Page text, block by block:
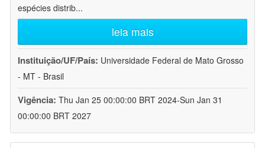
espécies distrib...
leia mais
Instituição/UF/País: Universidade Federal de Mato Grosso
- MT - Brasil
Vigência: Thu Jan 25 00:00:00 BRT 2024-Sun Jan 31
00:00:00 BRT 2027